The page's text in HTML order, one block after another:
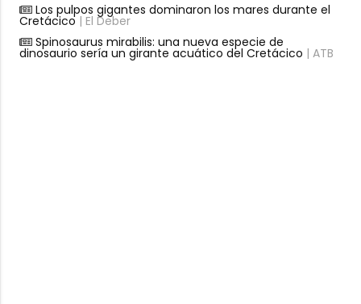
Los pulpos gigantes dominaron los mares durante el
Cretácico | El Deber
Spinosaurus mirabilis: una nueva especie de
dinosaurio sería un girante acuático del Cretácico | ATB